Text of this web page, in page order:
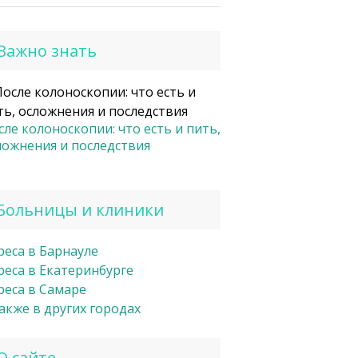
знать
колоноскопии: что есть и пить,
и последствия
и клиники
в Барнауле
в Екатеринбурге
в Самаре
в других городах